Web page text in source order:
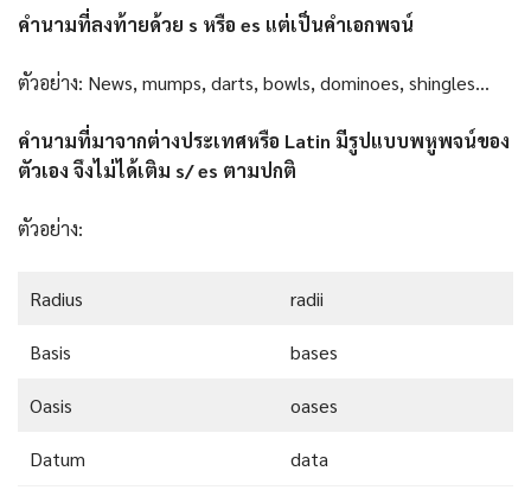
คำนามที่ลงท้ายด้วย s หรือ es แต่เป็นคำเอกพจน์
ตัวอย่าง: News, mumps, darts, bowls, dominoes, shingles…
คำนามที่มาจากต่างประเทศหรือ Latin มีรูปแบบพหูพจน์ของ
ตัวเอง จึงไม่ได้เติม s/ es ตามปกติ
ตัวอย่าง:
Radius radii
Basis bases
Oasis oases
Datum data